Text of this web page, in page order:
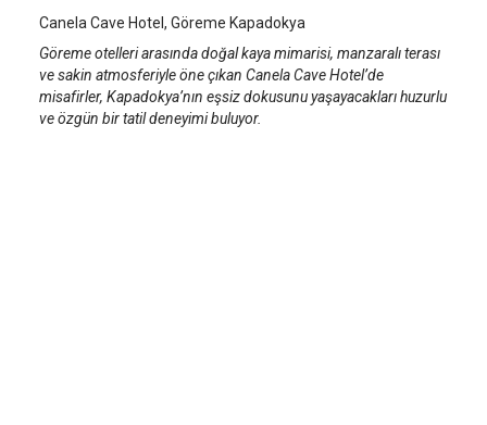
Canela Cave Hotel, Göreme Kapadokya
Göreme otelleri arasında doğal kaya mimarisi, manzaralı terası
ve sakin atmosferiyle öne çıkan Canela Cave Hotel’de
misafirler, Kapadokya’nın eşsiz dokusunu yaşayacakları huzurlu
ve özgün bir tatil deneyimi buluyor.